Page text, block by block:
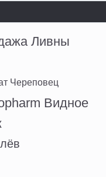
Ливны
Череповец
Видное